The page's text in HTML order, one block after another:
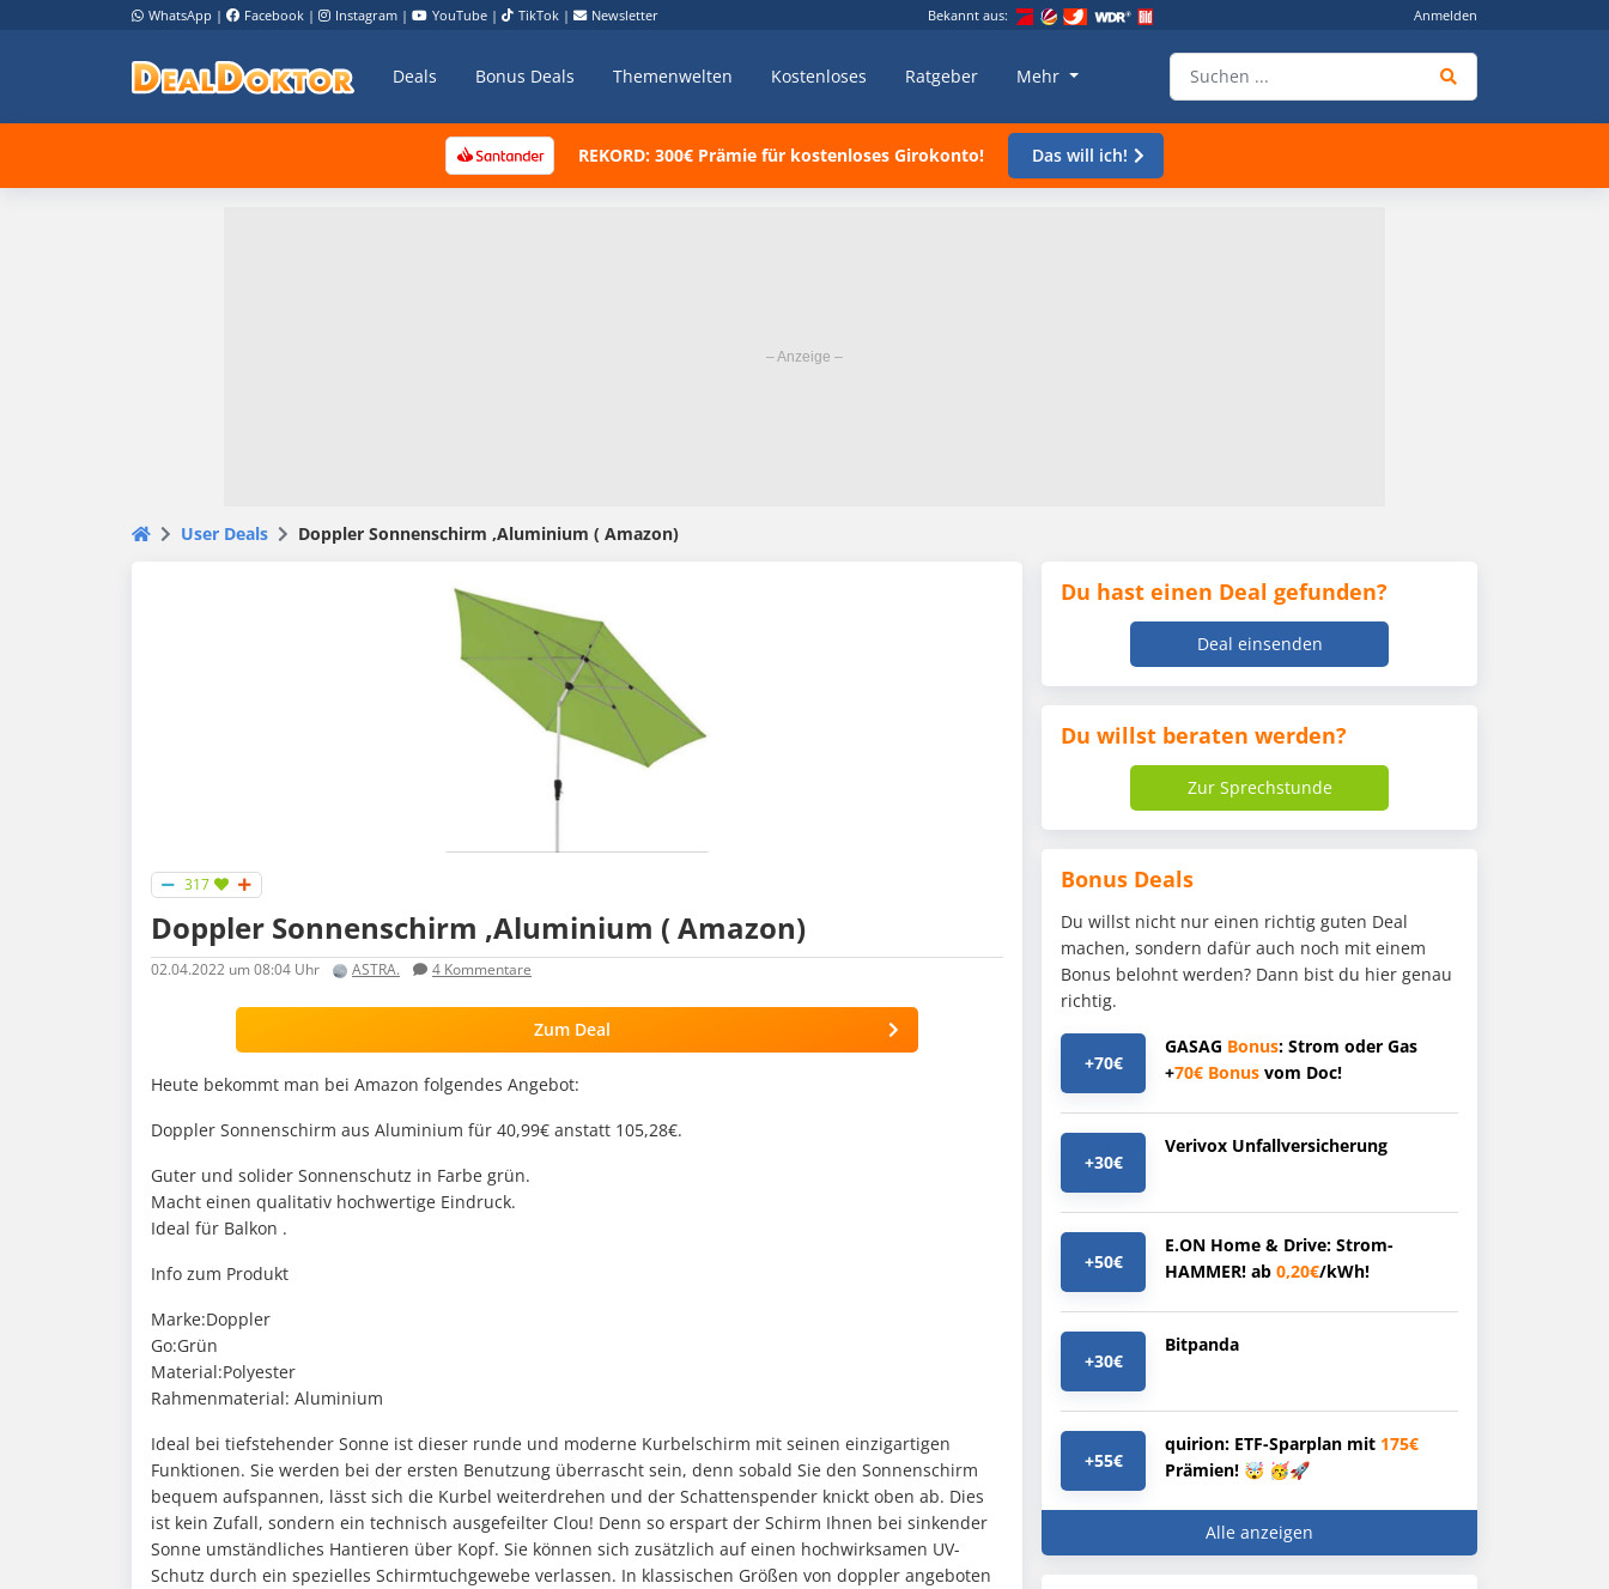
WhatsApp | Facebook | Instagram | YouTube | TikTok | Newsletter Bekannt aus: Anmelden
Deals Bonus Deals Themenwelten Kostenloses Ratgeber Mehr
REKORD: 300€ Prämie für kostenloses Girokonto! Das will ich!
User Deals Doppler Sonnenschirm ,Aluminium ( Amazon)
317
Doppler Sonnenschirm ,Aluminium ( Amazon)
02.04.2022 um 08:04 Uhr ASTRA. 4 Kommentare
Zum Deal
Heute bekommt man bei Amazon folgendes Angebot:
Doppler Sonnenschirm aus Aluminium für 40,99€ anstatt 105,28€.
Guter und solider Sonnenschutz in Farbe grün.
Macht einen qualitativ hochwertige Eindruck.
Ideal für Balkon .
Info zum Produkt
Marke:Doppler
Go:Grün
Material:Polyester
Rahmenmaterial: Aluminium
Ideal bei tiefstehender Sonne ist dieser runde und moderne Kurbelschirm mit seinen einzigartigen
Funktionen. Sie werden bei der ersten Benutzung überrascht sein, denn sobald Sie den Sonnenschirm
bequem aufspannen, lässt sich die Kurbel weiterdrehen und der Schattenspender knickt oben ab. Dies
ist kein Zufall, sondern ein technisch ausgefeilter Clou! Denn so erspart der Schirm Ihnen bei sinkender
Sonne umständliches Hantieren über Kopf. Sie können sich zusätzlich auf einen hochwirksamen UV-
Schutz durch ein spezielles Schirmtuchgewebe verlassen. In klassischen Größen von doppler angeboten
Du hast einen Deal gefunden?
Deal einsenden
Du willst beraten werden?
Zur Sprechstunde
Bonus Deals
Du willst nicht nur einen richtig guten Deal
machen, sondern dafür auch noch mit einem
Bonus belohnt werden? Dann bist du hier genau
richtig.
+70€
GASAG Bonus: Strom oder Gas
+70€ Bonus vom Doc!
+30€
Verivox Unfallversicherung
+50€
E.ON Home & Drive: Strom-
HAMMER! ab 0,20€/kWh!
+30€
Bitpanda
+55€
quirion: ETF-Sparplan mit 175€
Prämien! 🤯 🥳🚀
Alle anzeigen